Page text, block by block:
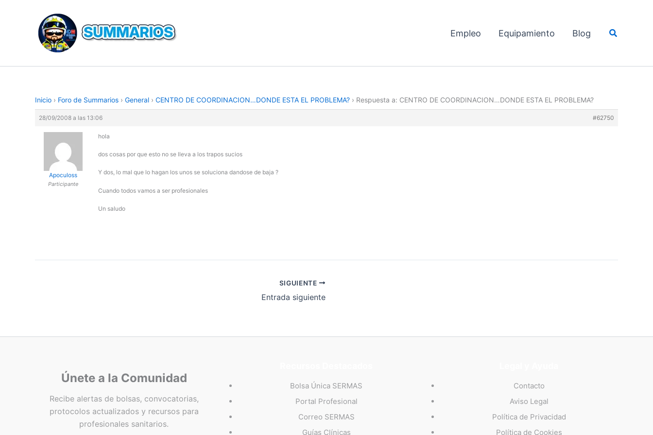
contenido
Empleo Equipamiento Blog Buscar
Inicio › Foro de Summarios › General › CENTRO DE COORDINACION…DONDE ESTA EL PROBLEMA? › Respuesta a: CENTRO DE COORDINACION…DONDE ESTA EL PROBLEMA?
28/09/2008 a las 13:06 #62750
Apoculoss
Participante
hola
dos cosas por que esto no se lleva a los trapos sucios
Y dos, lo mal que lo hagan los unos se soluciona dandose de baja ?
Cuando todos vamos a ser profesionales
Un saludo
SIGUIENTE
Entrada siguiente
Únete a la Comunidad
Recibe alertas de bolsas, convocatorias,
protocolos actualizados y recursos para
profesionales sanitarios.
Bolsa Única SERMAS
Portal Profesional
Correo SERMAS
Guías Clínicas
Contacto
Aviso Legal
Política de Privacidad
Política de Cookies